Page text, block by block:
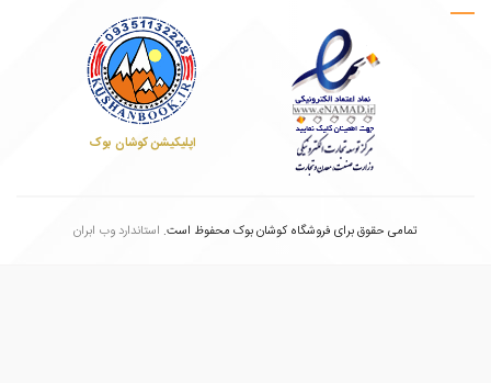
اپلیکیشن کوشان بوک
تمامی حقوق برای فروشگاه کوشان بوک محفوظ است.استاندارد وب ابران